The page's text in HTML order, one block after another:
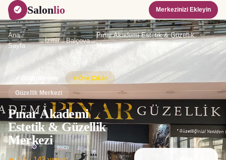
Salonlio Merkezinizi Ekleyin
Ana
Sayfa
→İzmir→Balçova→
Pınar Akademi Estetik & Güzellik
Merkezi
✓ Doğrulanmış ⭐ Öne Çıkan
Güzellik Merkezi
Pınar Akademi
Estetik & Güzellik
Merkezi